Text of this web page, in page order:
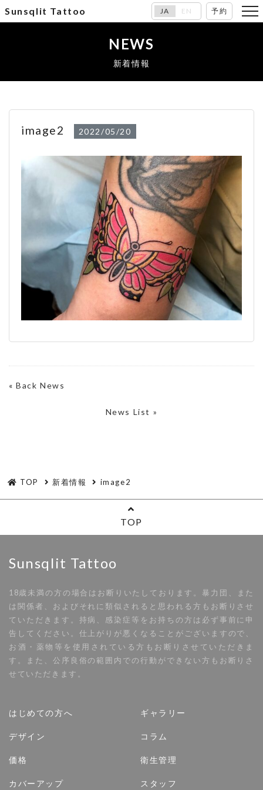
Sunsqlit Tattoo JA EN 予約
NEWS
新着情報
image2 2022/05/20
«Back News
News List »
TOP 新着情報 image2
TOP
Sunsqlit Tattoo
18歳未満の方の場合はお断りいたしております。暴力団、また
は関係者、およびそれに類似されると思われる方もお断りさせ
ていただきます。持病、感染症等をお持ちの方は必ず事前に申
告してください。仕上がりが悪くなることがございますので、
お酒・薬物等を使用されている方もお断りさせていただきま
す。また、公序良俗の範囲内での行動ができない方もお断りさ
せていただきます。
はじめての方へ
デザイン
価格
カバーアップ
ギャラリー
コラム
衛生管理
スタッフ